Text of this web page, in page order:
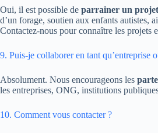
Oui, il est possible de parrainer un
d’un forage, soutien aux enfants autistes,
Contactez-nous pour connaître les projets
9. Puis-je collaborer en tant qu’entreprise
Absolument. Nous encourageons les
les entreprises, ONG, institutions
10. Comment vous contacter ?